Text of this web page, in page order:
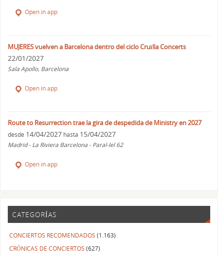
Open in app
MUJERES vuelven a Barcelona dentro del ciclo Cruïlla Concerts
22/01/2027
Sala Apollo, Barcelona
Open in app
Route to Resurrection trae la gira de despedida de Ministry en 2027
desde 14/04/2027 hasta 15/04/2027
Madrid - La Riviera Barcelona - Paral-lel 62
Open in app
CATEGORÍAS
CONCIERTOS RECOMENDADOS (1.163)
CRÓNICAS DE CONCIERTOS (627)